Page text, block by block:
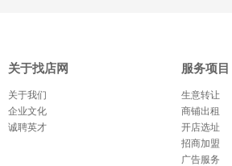
关于找店网
关于我们
企业文化
诚聘英才
服务项目
生意转让
商铺出租
开店选址
招商加盟
广告服务